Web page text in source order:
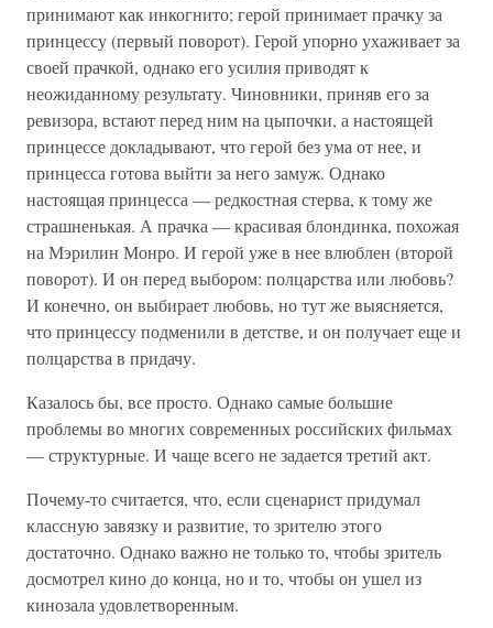
принимают как инкогнито; герой принимает прачку за
принцессу (первый поворот). Герой упорно ухаживает за
своей прачкой, однако его усилия приводят к
неожиданному результату. Чиновники, приняв его за
ревизора, встают перед ним на цыпочки, а настоящей
принцессе докладывают, что герой без ума от нее, и
принцесса готова выйти за него замуж. Однако
настоящая принцесса — редкостная стерва, к тому же
страшненькая. А прачка — красивая блондинка, похожая
на Мэрилин Монро. И герой уже в нее влюблен (второй
поворот). И он перед выбором: полцарства или любовь?
И конечно, он выбирает любовь, но тут же выясняется,
что принцессу подменили в детстве, и он получает еще и
полцарства в придачу.
Казалось бы, все просто. Однако самые большие
проблемы во многих современных российских фильмах
— структурные. И чаще всего не задается третий акт.
Почему-то считается, что, если сценарист придумал
классную завязку и развитие, то зрителю этого
достаточно. Однако важно не только то, чтобы зритель
досмотрел кино до конца, но и то, чтобы он ушел из
кинозала удовлетворенным.